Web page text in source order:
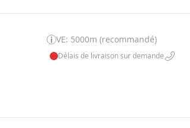
VE: 5000m (recommandé)
Délais de livraison sur demande